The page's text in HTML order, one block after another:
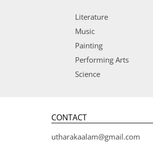
Literature
Music
Painting
Performing Arts
Science
CONTACT
utharakaalam@gmail.com